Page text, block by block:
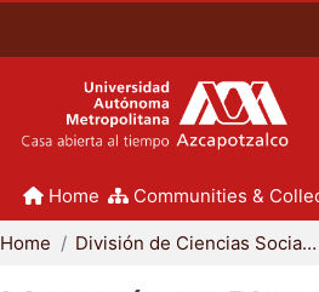
Home Communities &
Home División de Ciencias Sociales y Humanidades